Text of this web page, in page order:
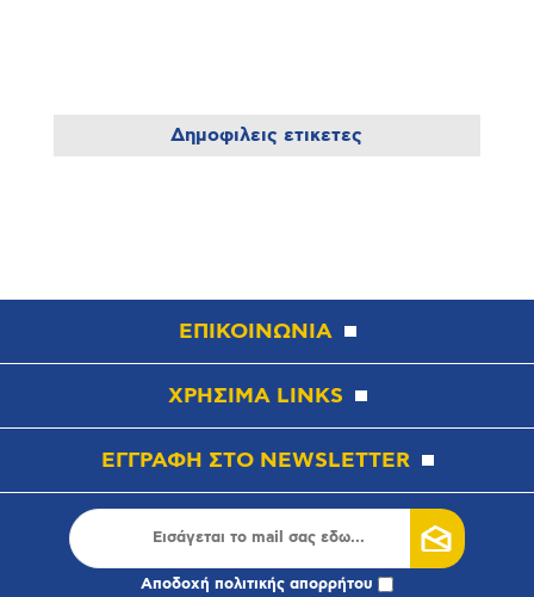
Δημοφιλεις ετικετες
ΕΠΙΚΟΙΝΩΝΙΑ
ΧΡΗΣΙΜΑ LINKS
ΕΓΓΡΑΦΗ ΣΤΟ NEWSLETTER
Αποδοχή πολιτικής απορρήτου